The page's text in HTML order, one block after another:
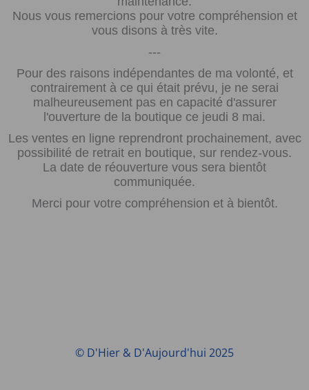
Nous vous remercions pour votre compréhension et
vous disons à très vite.
---
Pour des raisons indépendantes de ma volonté, et
contrairement à ce qui était prévu, je ne serai
malheureusement pas en capacité d'assurer
l'ouverture de la boutique ce jeudi 8 mai.
Les ventes en ligne reprendront prochainement, avec
possibilité de retrait en boutique, sur rendez-vous.
La date de réouverture vous sera bientôt
communiquée.
Merci pour votre compréhension et à bientôt.
© D'Hier & D'Aujourd'hui 2025